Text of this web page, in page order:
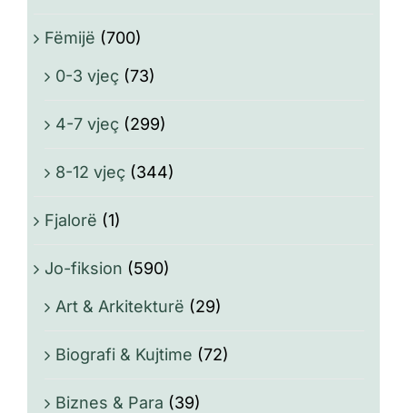
Fëmijë (700)
0-3 vjeç (73)
4-7 vjeç (299)
8-12 vjeç (344)
Fjalorë (1)
Jo-fiksion (590)
Art & Arkitekturë (29)
Biografi & Kujtime (72)
Biznes & Para (39)